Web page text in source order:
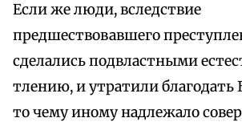
Если же люди, вследствие
предшествовавшего
сделались подвластными
тлению, и утратили благодать
то чему иному надлежало